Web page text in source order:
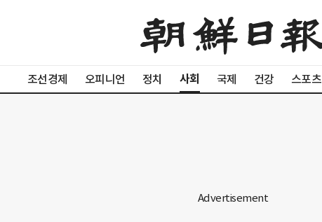
조선경제 오피니언 정치 사회 국제 건강 스포츠